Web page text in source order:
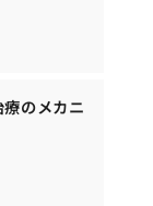
のメカニ